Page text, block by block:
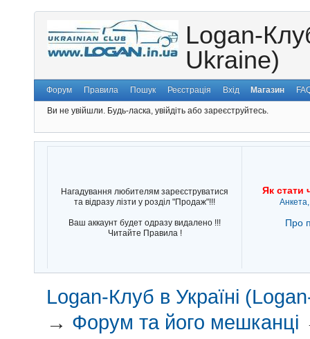
Logan-
Ukraine)
Форум Правила Пошук Реєстрація Вхід Магазин
Ви не увійшли. Будь-ласка, увійдіть або зареєструйтесь.
Нагадування любителям зареєструватися
та відразу лізти у розділ "Продаж"!!!
Ваш аккаунт будет одразу видалено !!!
Читайте Правила !
Як стати
Про
Logan-Клуб в Україні
→ Форум та його мешканці